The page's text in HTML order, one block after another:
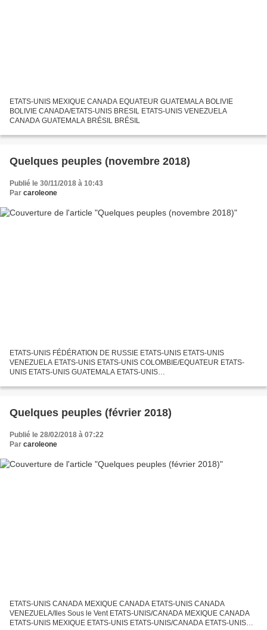
ETATS-UNIS MEXIQUE CANADA EQUATEUR GUATEMALA BOLIVIE
BOLIVIE CANADA/ETATS-UNIS BRESIL ETATS-UNIS VENEZUELA
CANADA GUATEMALA BRÉSIL BRÉSIL
Quelques peuples (novembre 2018)
Publié le 30/11/2018 à 10:43
Par caroleone
ETATS-UNIS FÉDÉRATION DE RUSSIE ETATS-UNIS ETATS-UNIS
VENEZUELA ETATS-UNIS ETATS-UNIS COLOMBIE/EQUATEUR ETATS-
UNIS ETATS-UNIS GUATEMALA ETATS-UNIS
Quelques peuples (février 2018)
Publié le 28/02/2018 à 07:22
Par caroleone
ETATS-UNIS CANADA MEXIQUE CANADA ETATS-UNIS CANADA
VENEZUELA/Iles Sous le Vent ETATS-UNIS/CANADA MEXIQUE CANADA
ETATS-UNIS MEXIQUE ETATS-UNIS ETATS-UNIS/CANADA ETATS-UNIS